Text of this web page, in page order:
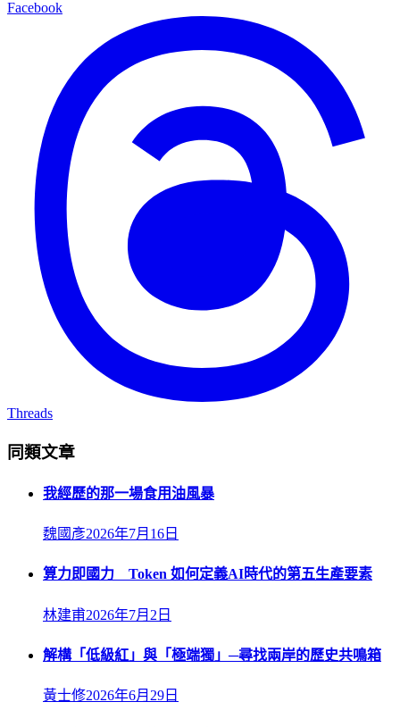
Facebook
Threads
同類文章
我經歷的那一場食用油風暴
魏國彥2026年7月16日
算力即國力 Token 如何定義AI時代的第五生產要素
林建甫2026年7月2日
解構「低級紅」與「極端獨」─尋找兩岸的歷史共鳴箱
黃士修2026年6月29日